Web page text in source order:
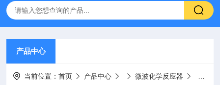
产品中心
当前位置：首页 产品中心 微波化学反应器